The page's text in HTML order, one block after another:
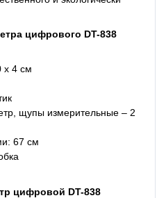
цифрового DT-838
х 4 см
щупы измерительные – 2
67 см
цифровой DT-838